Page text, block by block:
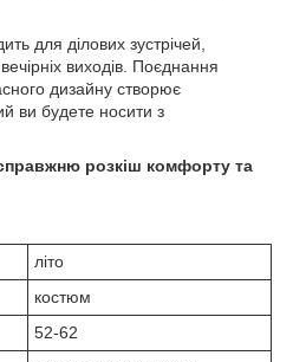
для ділових зустрічей,
виходів. Поєднання
дизайну створює
ви будете носити з
розкіш комфорту та
літо
костюм
52-62